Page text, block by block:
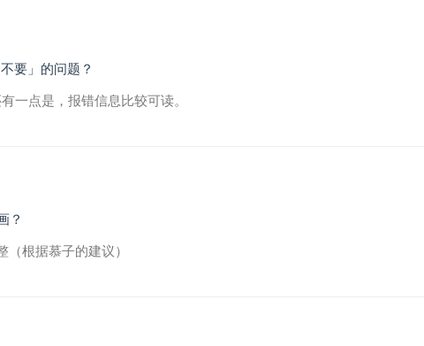
要」的问题？
一点是，报错信息比较可读。
？
根据慕子的建议）